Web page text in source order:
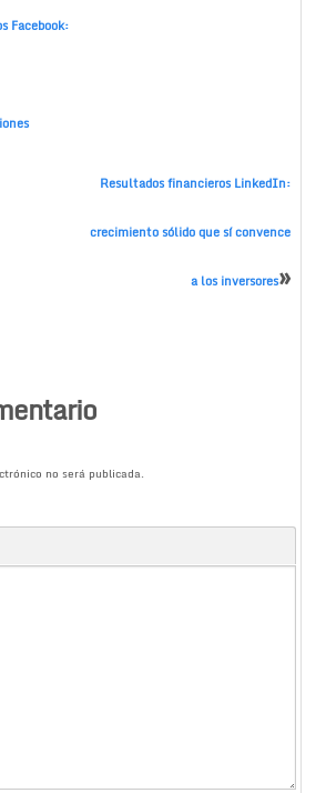
Facebook:
Resultados financieros LinkedIn:
crecimiento sólido que sí convence
a los inversores»
no será publicada.